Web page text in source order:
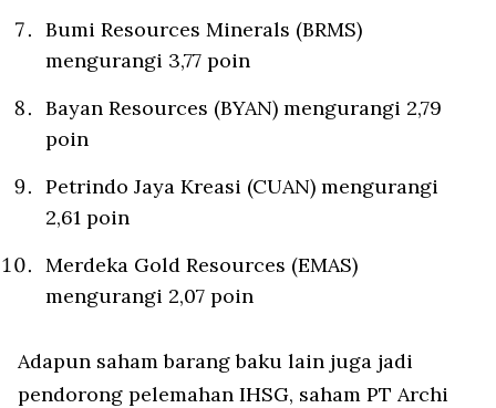
Bumi Resources Minerals (BRMS)
mengurangi 3,77 poin
Bayan Resources (BYAN) mengurangi 2,79
poin
Petrindo Jaya Kreasi (CUAN) mengurangi
2,61 poin
Merdeka Gold Resources (EMAS)
mengurangi 2,07 poin
Adapun saham barang baku lain juga jadi
pendorong pelemahan IHSG, saham PT Archi